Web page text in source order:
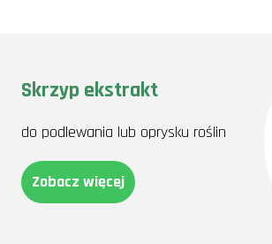
Skrzyp ekstrakt
do podlewania lub oprysku roślin
Zobacz więcej